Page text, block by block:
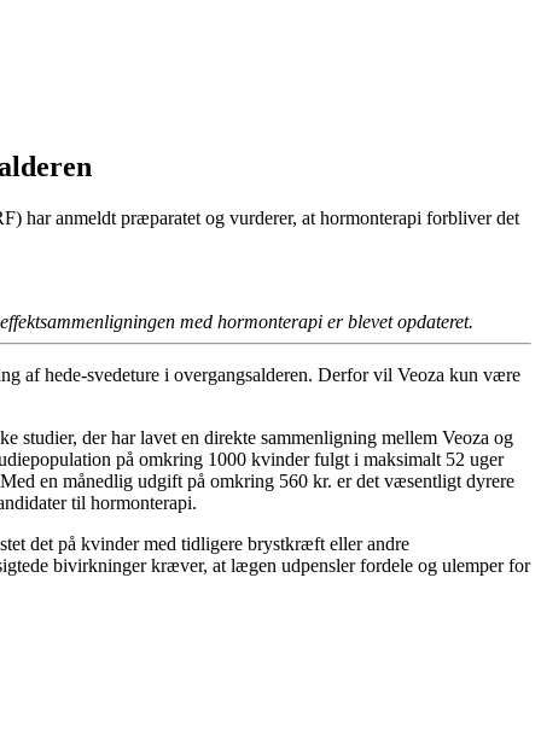
har anmeldt præparatet og vurderer, at hormonterapi forbliver det
med hormonterapi er blevet opdateret.
af hede-svedeture i overgangsalderen. Derfor vil Veoza kun være
studier, der har lavet en direkte sammenligning mellem Veoza og
på omkring 1000 kvinder fulgt i maksimalt 52 uger
en månedlig udgift på omkring 560 kr. er det væsentligt dyrere
til hormonterapi.
det på kvinder med tidligere brystkræft eller andre
bivirkninger kræver, at lægen udpensler fordele og ulemper for